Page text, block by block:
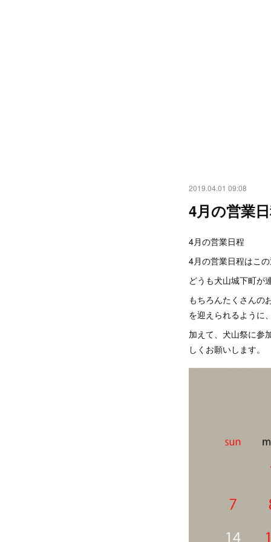
2019.04.01 09:08
4月の営業
4月の営業日程
4月の営業日程はこ
どうも犬山城下町が
もちろんたくさんの
を迎えられるように
加えて、犬山祭に参
しくお願いします。